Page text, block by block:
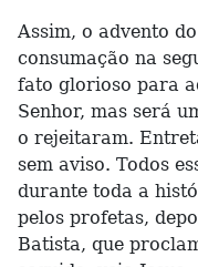
Assim, o advento
consumação na
fato glorioso para
Senhor, mas será
o rejeitaram.
sem aviso. Todos
durante toda a
pelos profetas,
Batista, que